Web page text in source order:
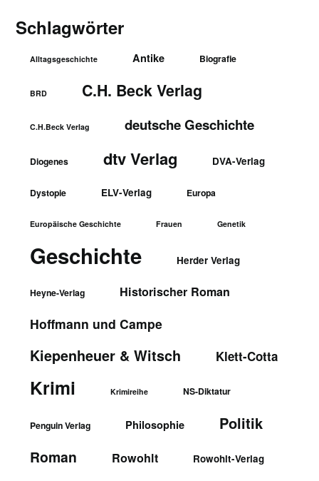
Schlagwörter
Alltagsgeschichte Antike Biografie
BRD C.H. Beck Verlag
C.H.Beck Verlag deutsche Geschichte
Diogenes dtv Verlag DVA-Verlag
Dystopie ELV-Verlag Europa
Europäische Geschichte Frauen Genetik
Geschichte Herder Verlag
Heyne-Verlag Historischer Roman
Hoffmann und Campe
Kiepenheuer & Witsch Klett-Cotta
Krimi Krimireihe NS-Diktatur
Penguin Verlag Philosophie Politik
Roman Rowohlt Rowohlt-Verlag